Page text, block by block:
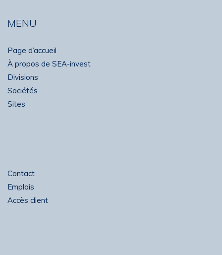
MENU
Page d’accueil
À propos de SEA-invest
Divisions
Sociétés
Sites
Contact
Emplois
Accès client